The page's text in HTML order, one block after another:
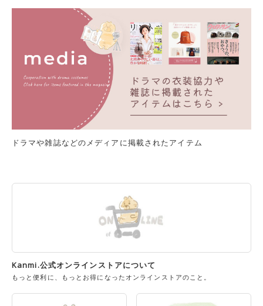
ドラマや雑誌などのメディアに掲載されたアイテム
Kanmi.公式オンラインストアについて
もっと便利に、もっとお得になったオンラインストアのこと。